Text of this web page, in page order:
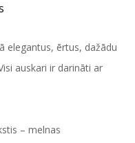
elegantus, ērtus, dažādu
auskari ir darināti ar
– melnas